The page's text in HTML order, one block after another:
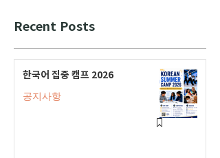
Recent Posts
한국어 집중 캠프 2026
공지사항